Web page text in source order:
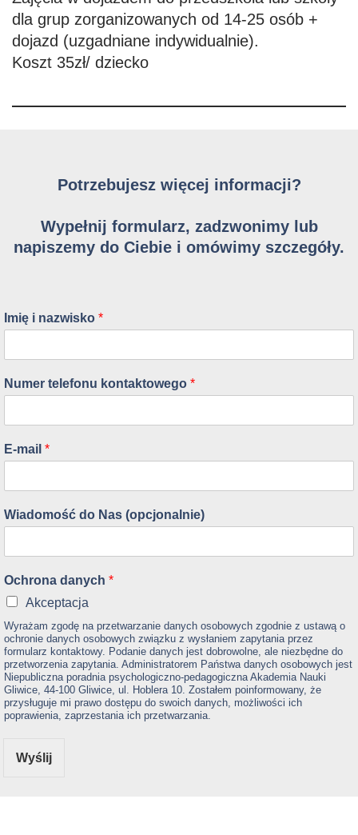
dla grup zorganizowanych od 14-25 osób +
dojazd (uzgadniane indywidualnie).
Koszt 35zł/ dziecko
Potrzebujesz więcej informacji?
Wypełnij formularz, zadzwonimy lub
napiszemy do Ciebie i omówimy szczegóły.​
Imię i nazwisko*
Numer telefonu kontaktowego*
E-mail*
Wiadomość do Nas (opcjonalnie)
Ochrona danych*
Akceptacja
Wyrażam zgodę na przetwarzanie danych osobowych zgodnie z ustawą o
ochronie danych osobowych związku z wysłaniem zapytania przez
formularz kontaktowy. Podanie danych jest dobrowolne, ale niezbędne do
przetworzenia zapytania. Administratorem Państwa danych osobowych jest
Niepubliczna poradnia psychologiczno-pedagogiczna Akademia Nauki
Gliwice, 44-100 Gliwice, ul. Hoblera 10. Zostałem poinformowany, że
przysługuje mi prawo dostępu do swoich danych, możliwości ich
poprawienia, zaprzestania ich przetwarzania.
Wyślij